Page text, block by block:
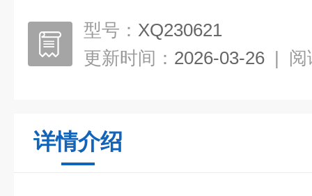
型号： XQ230621
更新时间： 2026-03-26 | 阅
详情介绍